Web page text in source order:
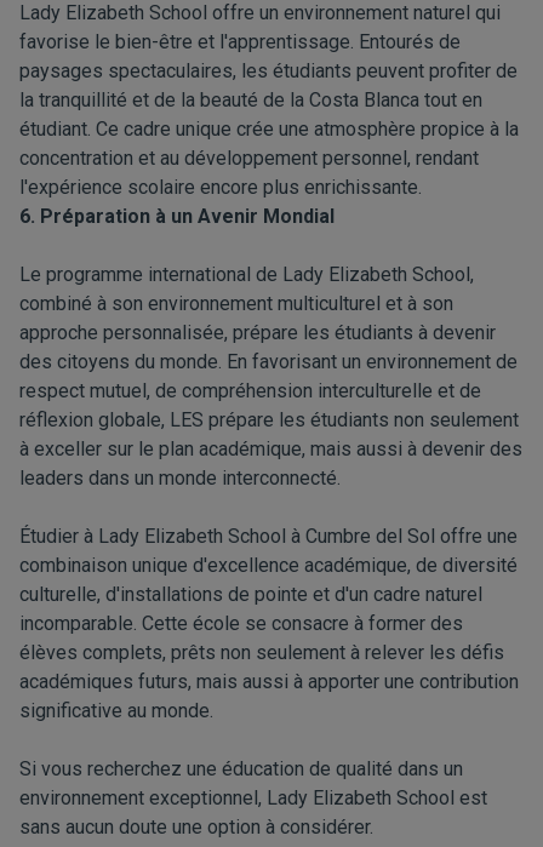
Lady Elizabeth School offre un environnement naturel qui
favorise le bien-être et l'apprentissage. Entourés de
paysages spectaculaires, les étudiants peuvent profiter de
la tranquillité et de la beauté de la Costa Blanca tout en
étudiant. Ce cadre unique crée une atmosphère propice à la
concentration et au développement personnel, rendant
l'expérience scolaire encore plus enrichissante.
6. Préparation à un Avenir Mondial
Le programme international de Lady Elizabeth School,
combiné à son environnement multiculturel et à son
approche personnalisée, prépare les étudiants à devenir
des citoyens du monde. En favorisant un environnement de
respect mutuel, de compréhension interculturelle et de
réflexion globale, LES prépare les étudiants non seulement
à exceller sur le plan académique, mais aussi à devenir des
leaders dans un monde interconnecté.
Étudier à Lady Elizabeth School à Cumbre del Sol offre une
combinaison unique d'excellence académique, de diversité
culturelle, d'installations de pointe et d'un cadre naturel
incomparable. Cette école se consacre à former des
élèves complets, prêts non seulement à relever les défis
académiques futurs, mais aussi à apporter une contribution
significative au monde.
Si vous recherchez une éducation de qualité dans un
environnement exceptionnel, Lady Elizabeth School est
sans aucun doute une option à considérer.